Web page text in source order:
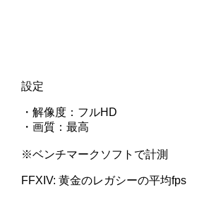
設定
・解像度：フルHD
・画質：最高
※ベンチマークソフトで計測
FFXIV: 黄金のレガシーの平均fps